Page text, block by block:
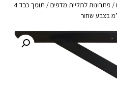
/ פתרונות לתליית מדפים
/ תומך כבד 4